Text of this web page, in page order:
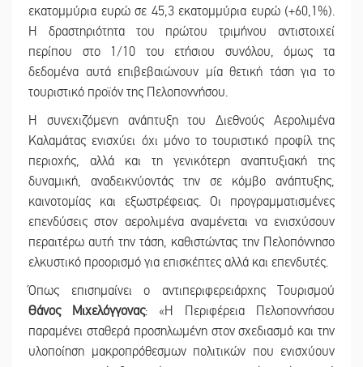
εκατομμύρια ευρώ σε 45,3 εκατομμύρια ευρώ (+60,1%).
Η δραστηριότητα του πρώτου τριμήνου αντιστοιχεί
περίπου στο 1/10 του ετήσιου συνόλου, όμως τα
δεδομένα αυτά επιβεβαιώνουν μία θετική τάση για το
τουριστικό προϊόν της Πελοποννήσου.
Η συνεχιζόμενη ανάπτυξη του Διεθνούς Αερολιμένα
Καλαμάτας ενισχύει όχι μόνο το τουριστικό προφίλ της
περιοχής, αλλά και τη γενικότερη αναπτυξιακή της
δυναμική, αναδεικνύοντάς την σε κόμβο ανάπτυξης,
καινοτομίας και εξωστρέφειας. Οι προγραμματισμένες
επενδύσεις στον αερολιμένα αναμένεται να ενισχύσουν
περαιτέρω αυτή την τάση, καθιστώντας την Πελοπόννησο
ελκυστικό προορισμό για επισκέπτες αλλά και επενδυτές.
Όπως επισημαίνει ο αντιπεριφερειάρχης Τουρισμού
Θάνος Μιχελόγγονας: «Η Περιφέρεια Πελοποννήσου
παραμένει σταθερά προσηλωμένη στον σχεδιασμό και την
υλοποίηση μακροπρόθεσμων πολιτικών που ενισχύουν